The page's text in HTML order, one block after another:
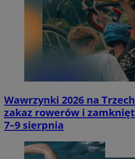
Wawrzynki 2026 na
zakaz rowerów i
7–9 sierpnia